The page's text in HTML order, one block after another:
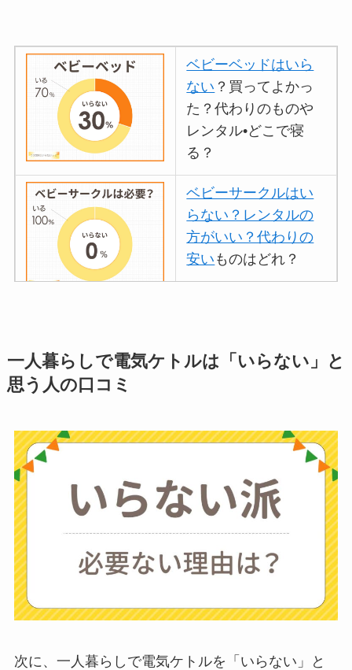
ベビーベッドはいら
ない ？買ってよかっ
た？代わりのものや
レンタル•どこで寝
る？
ベビーサークルはい
らない？レンタルの
方がいい？代わりの
安い ものはどれ？
代用やおすすめは？
ストライダーはいら
ちがいい？買った人
に後悔
を聞いてみた
布団クリーナーはい
った？代用は布団乾
一人暮らしで電気ケトルは「いらない」と
思う人の口コミ
次に、一人暮らしで電気ケトルを「いらない」と